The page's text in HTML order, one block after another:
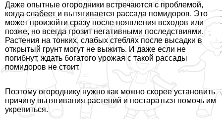
Даже опытные огородники встречаются с проблемой,
когда слабеет и вытягивается рассада помидоров. Это
может произойти сразу после появления всходов или
позже, но всегда грозит негативными последствиями.
Растения на тонких, слабых стeблях после высадки в
открытый грунт могут не выжить. И даже если не
погибнут, ждать богатого урожая с такой рассады
помидоров не стоит.
Поэтому огороднику нужно как можно скорее установить
причину вытягивания растений и постараться помочь им
укрепиться.